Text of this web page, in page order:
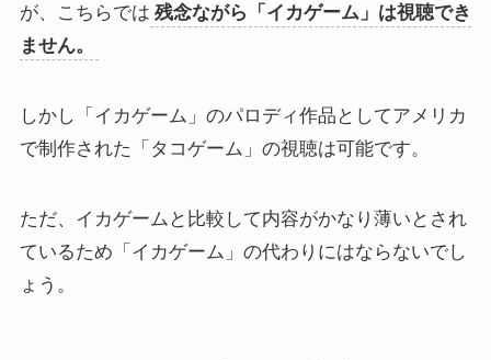
が、こちらでは 残念ながら「イカゲーム」は視聴でき
ません。
しかし「イカゲーム」のパロディ作品としてアメリカ
で制作された「タコゲーム」の視聴は可能です。
ただ、イカゲームと比較して内容がかなり薄いとされ
ているため「イカゲーム」の代わりにはならないでし
ょう。